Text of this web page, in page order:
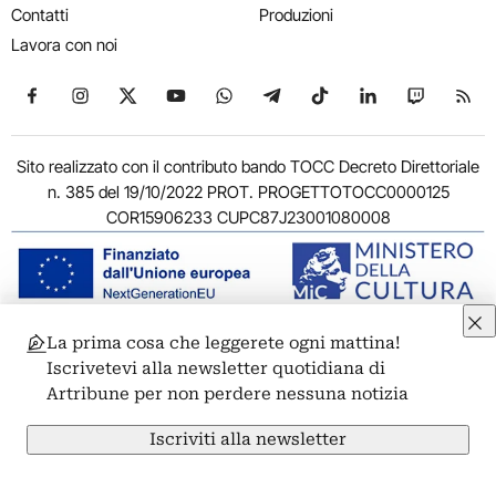
Contatti
Lavora con noi
Produzioni
Seguici su Facebook
Seguici su Instagram
Seguici su X
Seguici su YouTube
Seguici su WhatsApp
Seguici su Telegram
Seguici su TikTok
Seguici su
Seguici
Sito realizzato con il contributo bando TOCC Decreto Direttoriale
n. 385 del 19/10/2022 PROT. PROGETTOTOCC0000125
COR15906233 CUPC87J23001080008
© 2011-2026 ARTRIBUNE srl – Corso Vittorio Emanuele II, 287 –
00186 Roma - P.I. 11381581005
Privacy: Responsabile della protezione dei dati personali
ARTRIBUNE srl – Corso Vittorio Emanuele II, 287 – 00186 Roma
Termini e condizioniPrivacy PolicyCookie PolicyCredits
La prima cosa che leggerete ogni mattina!
Iscrivetevi alla newsletter quotidiana di
Artribune per non perdere nessuna notizia
Iscriviti alla newsletter